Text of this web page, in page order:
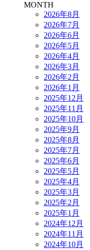
MONTH
2026年8月
2026年7月
2026年6月
2026年5月
2026年4月
2026年3月
2026年2月
2026年1月
2025年12月
2025年11月
2025年10月
2025年9月
2025年8月
2025年7月
2025年6月
2025年5月
2025年4月
2025年3月
2025年2月
2025年1月
2024年12月
2024年11月
2024年10月